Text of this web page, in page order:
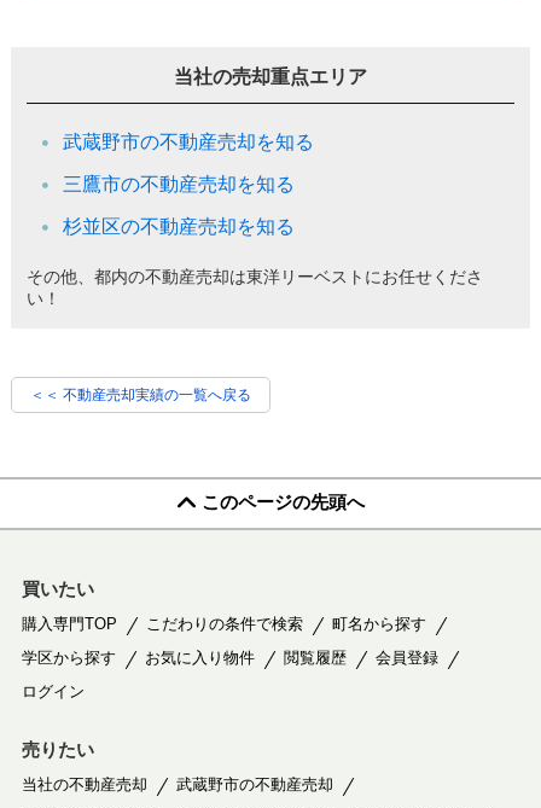
当社の売却重点エリア
武蔵野市の不動産売却を知る
三鷹市の不動産売却を知る
杉並区の不動産売却を知る
その他、都内の不動産売却は東洋リーベストにお任せくださ
い！
＜＜ 不動産売却実績の一覧へ戻る
このページの先頭へ
買いたい
購入専門TOP こだわりの条件で検索
町名から探す
学区から探す
お気に入り物件 閲覧履歴
会員登録
ログイン
売りたい
当社の不動産売却
武蔵野市の不動産売却